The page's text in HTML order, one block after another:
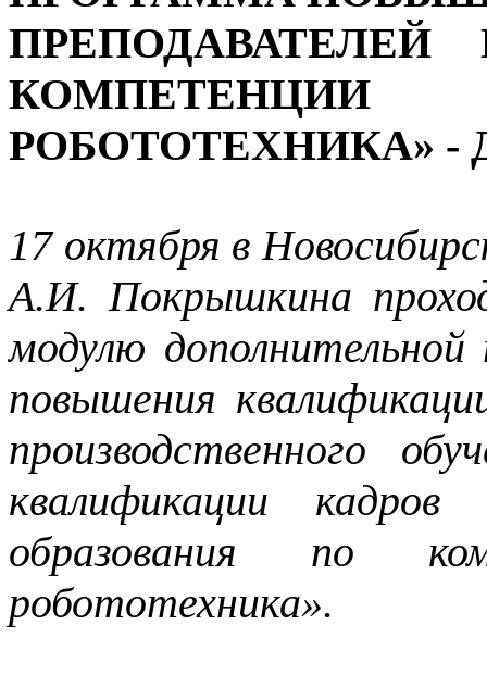
РОБОТОТЕХНИКА» -
17 октября в
А.И. Покрышкина
модулю
повышения
производственного
квалификации кадров
образования по
робототехника».